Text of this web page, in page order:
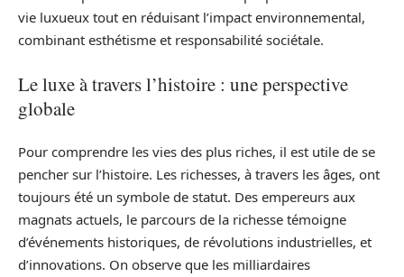
vie luxueux tout en réduisant l’impact environnemental,
combinant esthétisme et responsabilité sociétale.
Le luxe à travers l’histoire : une perspective
globale
Pour comprendre les vies des plus riches, il est utile de se
pencher sur l’histoire. Les richesses, à travers les âges, ont
toujours été un symbole de statut. Des empereurs aux
magnats actuels, le parcours de la richesse témoigne
d’événements historiques, de révolutions industrielles, et
d’innovations. On observe que les milliardaires